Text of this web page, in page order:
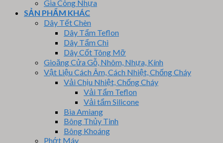
Gia Công Nhựa
SẢN PHẨM KHÁC
Dây Tết Chèn
Dây Tẩm Teflon
Dây Tẩm Chì
Dây Cốt Tông Mỡ
Gioăng Cửa Gỗ, Nhôm, Nhựa, Kính
Vật Liệu Cách Âm, Cách Nhiệt, Chống Cháy
Vải Chịu Nhiệt, Chống Cháy
Vải Tẩm Teflon
Vải tẩm Silicone
Bìa Amiang
Bông Thủy Tinh
Bông Khoáng
Phớt Máy